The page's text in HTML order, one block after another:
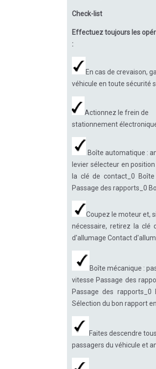
Check-list
Effectuez toujours les
:
En cas de crevaison,
véhicule en toute sécurité
Actionnez le frein de
stationnement
Boîte automatique :
levier sélecteur en
la clé de contact_0
Passage des rapports_0
Coupez le moteur et, si
nécessaire, retirez la clé
d'allumage Contact
Boîte mécanique :
vitesse Passage des
Passage des
Sélection du bon rapport
Faites descendre
passagers du véhicule et